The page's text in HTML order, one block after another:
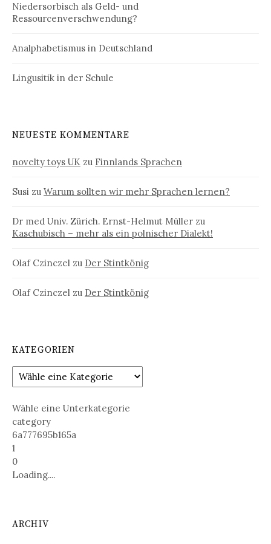
Niedersorbisch als Geld- und
Ressourcenverschwendung?
Analphabetismus in Deutschland
Lingusitik in der Schule
NEUESTE KOMMENTARE
novelty toys UK zu Finnlands Sprachen
Susi zu Warum sollten wir mehr Sprachen lernen?
Dr med Univ. Zürich. Ernst-Helmut Müller zu
Kaschubisch – mehr als ein polnischer Dialekt!
Olaf Czinczel zu Der Stintkönig
Olaf Czinczel zu Der Stintkönig
KATEGORIEN
Wähle eine Unterkategorie
category
6a777695b165a
1
0
Loading....
ARCHIV